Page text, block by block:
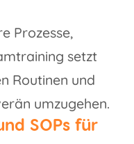
Prozesse,
setzt
Routinen und
umzugehen.
SOPs für